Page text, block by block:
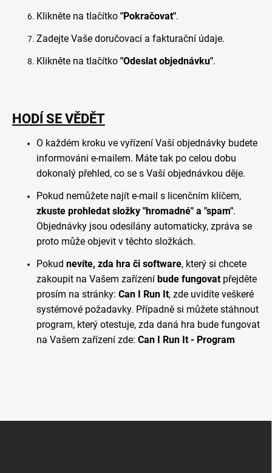
Klikněte na tlačítko "Pokračovat".
Zadejte Vaše doručovací a fakturační údaje.
Klikněte na tlačítko "Odeslat objednávku".
HODÍ SE VĚDĚT
O každém kroku ve vyřízení Vaší objednávky budete
informováni e-mailem. Máte tak po celou dobu
dokonalý přehled, co se s Vaší objednávkou děje.
Pokud nemůžete najít e-mail s licenčním klíčem,
zkuste prohledat složky "hromadné" a "spam".
Objednávky jsou odesílány automaticky, zpráva se
proto může objevit v těchto složkách.
Pokud nevíte, zda hra či software, který si chcete
zakoupit na Vašem zařízení bude fungovatpřejděte
prosím na stránky: Can I Run It, zde uvidíte veškeré
systémové požadavky. Případně si můžete stáhnout
program, který otestuje, zda daná hra bude fungovat
na Vašem zařízení zde: Can I Run It - Program